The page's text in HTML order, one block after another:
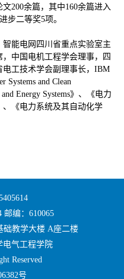
200余篇，其中160余篇进入
步二等奖5项。
能电网四川省重点实验室主
中国电机工程学会理事，四
工技术学会副理事长，IBM
Systems and Clean
Energy Systems》、《电力
《电力系统及其自动化学
邮编：610065
础教学大楼 A座二楼
电气工程学院
Reserved
号